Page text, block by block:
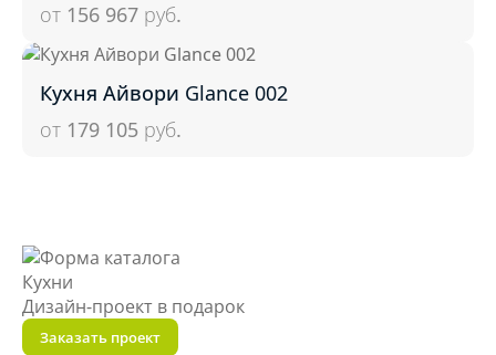
от 156 967 руб.
Кухня Айвори Glance 002
от 179 105 руб.
Кухни
Дизайн-проект в подарок
Заказать проект